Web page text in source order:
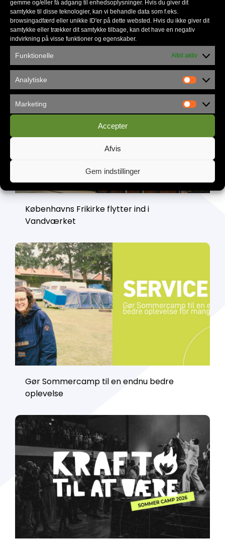
gemme og/eller få adgang til enhedsoplysninger. Hvis du giver dit
samtykke til disse teknologier, kan vi behandle data som f.eks.
browsingadfærd eller unikke ID'er på dette websted. Hvis du ikke giver dit
samtykke eller trækker dit samtykke tilbage, kan det have en negativ
indvirkning på visse funktioner og egenskaber.
Funktionelle Altid aktiv
Analytiske
Marketing
Accepter
Afvis
Gem indstillinger
Familienetværket gør en forskel
Københavns Frikirke flytter ind i
Vandværket
Gør Sommercamp til en endnu bedre
oplevelse